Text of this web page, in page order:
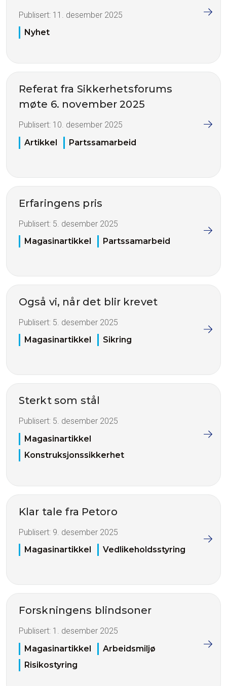
Publisert: 11. desember 2025
Nyhet
Referat fra Sikkerhetsforums
møte 6. november 2025
Publisert: 10. desember 2025
Artikkel
Partssamarbeid
Erfaringens pris
Publisert: 5. desember 2025
Magasinartikkel
Partssamarbeid
Også vi, når det blir krevet
Publisert: 5. desember 2025
Magasinartikkel
Sikring
Sterkt som stål
Publisert: 5. desember 2025
Magasinartikkel
Konstruksjonssikkerhet
Klar tale fra Petoro
Publisert: 9. desember 2025
Magasinartikkel
Vedlikeholdsstyring
Forskningens blindsoner
Publisert: 1. desember 2025
Magasinartikkel
Arbeidsmiljø
Risikostyring